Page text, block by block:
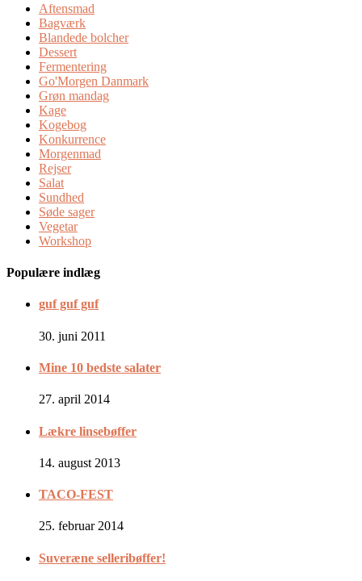
Aftensmad
Bagværk
Blandede bolcher
Dessert
Fermentering
Go'Morgen Danmark
Grøn mandag
Kage
Kogebog
Konkurrence
Morgenmad
Rejser
Salat
Sundhed
Søde sager
Vegetar
Workshop
Populære indlæg
guf guf guf
30. juni 2011
Mine 10 bedste salater
27. april 2014
Lækre linsebøffer
14. august 2013
TACO-FEST
25. februar 2014
Suveræne selleribøffer!